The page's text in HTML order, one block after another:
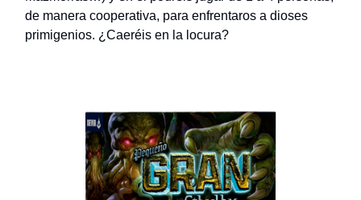
de manera cooperativa, para enfrentaros a dioses
primigenios. ¿Caeréis en la locura?